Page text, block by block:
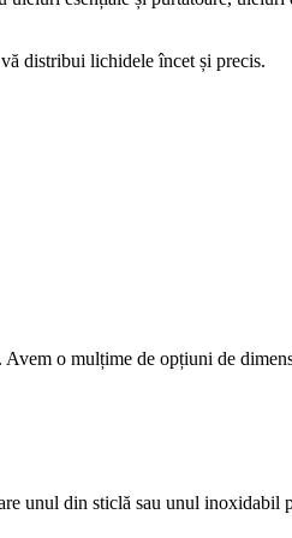
distribui lichidele încet și precis.
o mulțime de opțiuni de
unul din sticlă sau unul inoxidabil